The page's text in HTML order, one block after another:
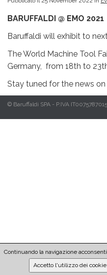
BARUFFALDI @ EMO 2021
Baruffaldi will exhibit to
The World Machine Tool
Germany, from 18th to
Stay tuned for the news
© Baruffaldi SPA - P.IVA
Continuando la navigazione
Accetto l'utilizzo dei cookie